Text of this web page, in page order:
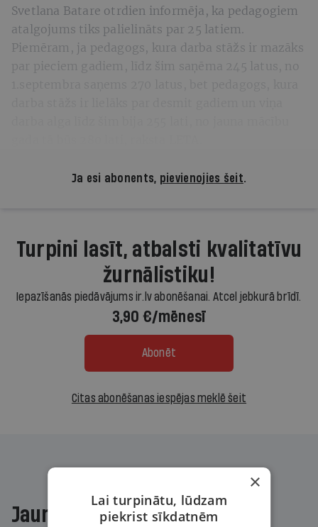
Svetlana Batare otrdien informēja, ka pedagogiem
atalgojums tiks palielināts par 25 latiem.
Piemēram, ja pedagogs, kura darba stāžs ir mazāks
par pieciem gadiem, līdz šim saņēma 245 latus, no
Ja esi abonents, pievienojies šeit.
Turpini lasīt, atbalsti kvalitatīvu
žurnālistiku!
Iepazīšanās piedāvājums ir.lv abonēšanai. Atcel jebkurā brīdī.
3,90 €/mēnesī
Abonēt
Citas abonēšanas iespējas meklē šeit
Jaunākajā žurnālā
×
Lai turpinātu, lūdzam
piekrist sīkdatnēm